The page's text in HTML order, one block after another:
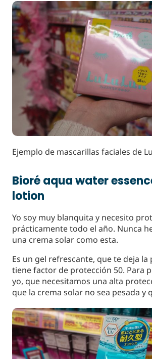
Ejemplo de mascarillas faciales de
Bioré aqua water
lotion
Yo soy muy blanquita y necesito
prácticamente todo el año. Nunca
una crema solar como esta.
Es un gel refrescante, que te deja la
tiene factor de protección 50. Para
yo, que necesitamos una alta
que la crema solar no sea pesada y